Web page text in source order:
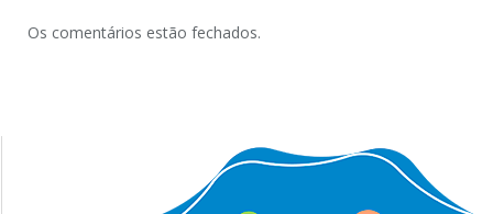
Os comentários estão fechados.